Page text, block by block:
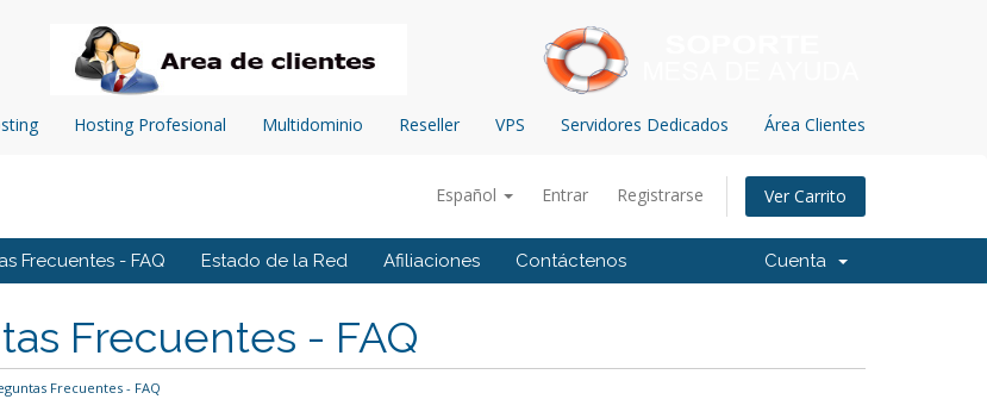
Hosting Profesional Multidominio Reseller VPS Servidores Dedicados Área Clientes
Español Entrar Registrarse Ver Carrito
Frecuentes - FAQ Estado de la Red Afiliaciones Contáctenos Cuenta
Frecuentes - FAQ
Frecuentes - FAQ